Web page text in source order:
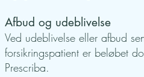
Afbud og udeblivelse
Ved udeblivelse eller afbud
forsikringspatient er beløbet
Prescriba.